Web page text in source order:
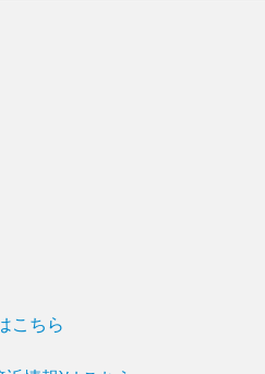
こちら